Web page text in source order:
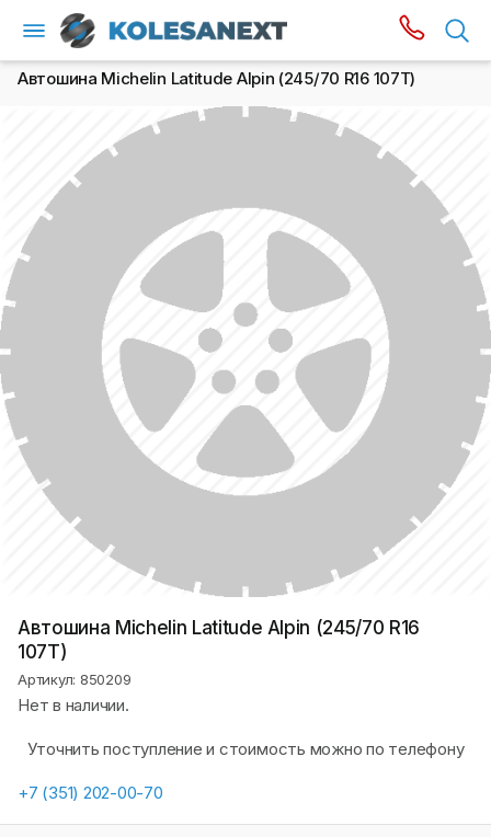
Автошина Michelin Latitude Alpin (245/70 R16 107T)
Автошина Michelin Latitude Alpin (245/70 R16
107T)
Артикул: 850209
Нет в наличии.
Уточнить поступление и стоимость можно по телефону
+7 (351) 202-00-70